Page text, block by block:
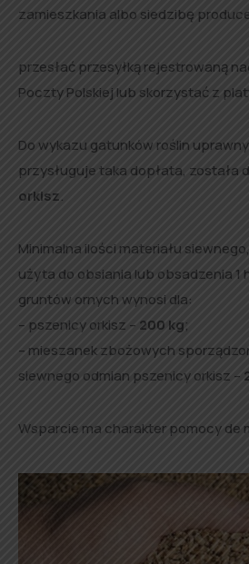
zamieszkania albo siedzibę
przesłać przesyłką rejestrowaną
Poczty Polskiej lub skorzystać z
Do wykazu gatunków roślin
przysługuje taka dopłata, została
orkisz.
Minimalna ilości materiału
użyta do obsiania lub obsadzenia 1
gruntów ornych wynosi dla:
– pszenicy orkisz – 200 kg;
– mieszanek zbożowych
siewnego odmian pszenicy orkisz –
Wsparcie ma charakter pomocy de